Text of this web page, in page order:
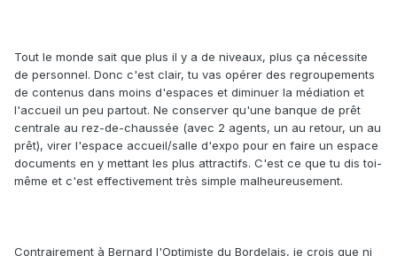
Tout le monde sait que plus il y a de niveaux, plus ça nécessite
de personnel. Donc c'est clair, tu vas opérer des regroupements
de contenus dans moins d'espaces et diminuer la médiation et
l'accueil un peu partout. Ne conserver qu'une banque de prêt
centrale au rez-de-chaussée (avec 2 agents, un au retour, un au
prêt), virer l'espace accueil/salle d'expo pour en faire un espace
documents en y mettant les plus attractifs. C'est ce que tu dis toi-
même et c'est effectivement très simple malheureusement.
Contrairement à Bernard l'Optimiste du Bordelais, je crois que ni